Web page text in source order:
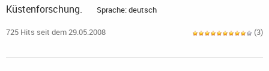
Küstenforschung.
Sprache: deutsch
725 Hits seit dem 29.05.2008 (3)